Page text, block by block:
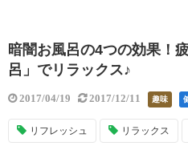
暗闇お風呂の4つの効果！
呂」でリラックス♪
2017/04/19 2017/12/11 趣味
リフレッシュ リラックス